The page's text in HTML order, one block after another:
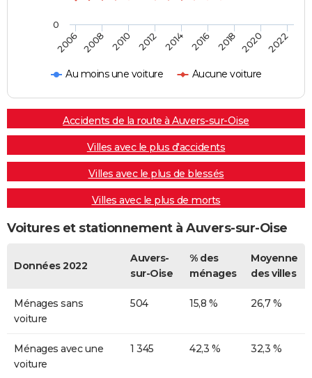
Au moins une voiture Aucune voiture
2006 2008 2010 2012 2014 2016 2018 2020 2022
0
Accidents de la route à Auvers-sur-Oise
Villes avec le plus d'accidents
Villes avec le plus de blessés
Villes avec le plus de morts
Voitures et stationnement à Auvers-sur-Oise
Données 2022
Auvers-
sur-Oise
% des
ménages
Moyenne
des villes
Ménages sans
voiture
504 15,8 % 26,7 %
Ménages avec une
voiture
1 345 42,3 % 32,3 %